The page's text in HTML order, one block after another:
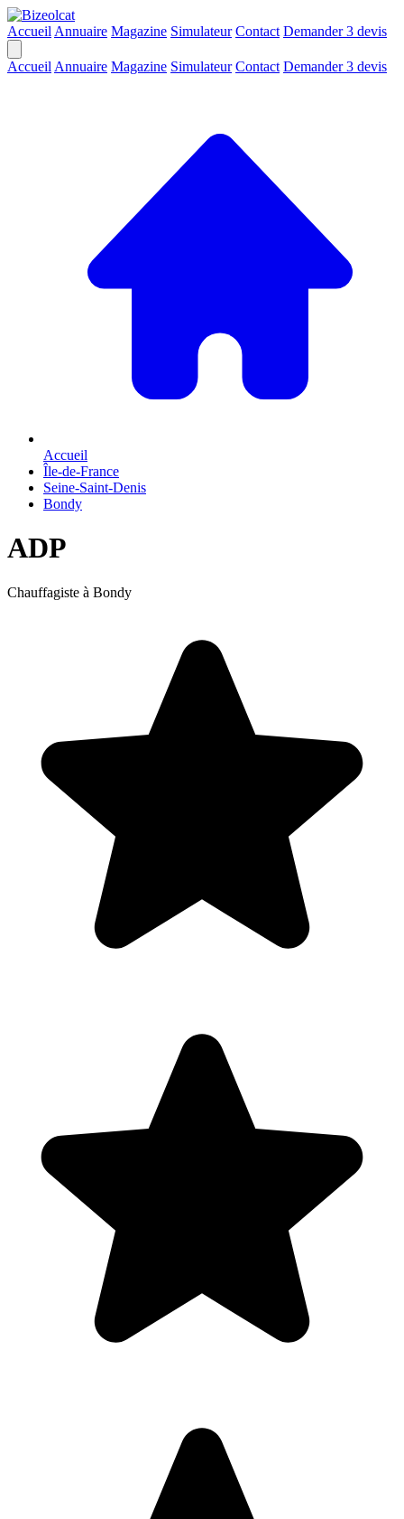
Accueil Annuaire Magazine Simulateur Contact Demander 3 devis
Accueil Annuaire Magazine Simulateur Contact Demander 3 devis
Accueil
Île-de-France
Seine-Saint-Denis
Bondy
ADP
Chauffagiste à Bondy